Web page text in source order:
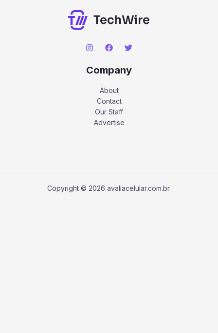
Company
About
Contact
Our Staff
Advertise
Copyright © 2026 avaliacelular.com.br.